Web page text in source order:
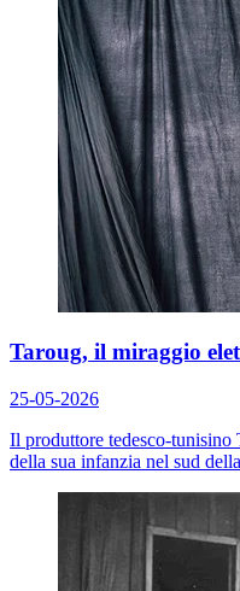
Taroug, il miraggio
25-05-2026
Il produttore tedesco-tunisino
della sua infanzia nel sud